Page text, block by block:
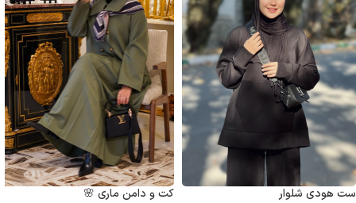
ست هودی شلوار
کت و دامن ماری 🌸